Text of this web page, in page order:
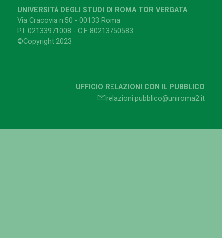
UNIVERSITÀ DEGLI STUDI DI ROMA TOR VERGATA
Via Cracovia n.50 - 00133 Roma
P.I. 02133971008 - C.F. 80213750583
©Copyright 2023
UFFICIO RELAZIONI CON IL PUBBLICO
relazioni.pubblico@uniroma2.it